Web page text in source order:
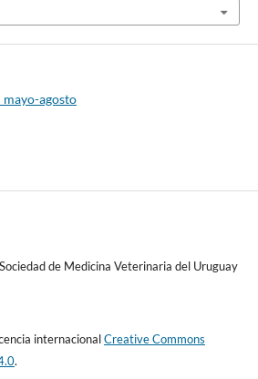
mayo-agosto
de Medicina Veterinaria del Uruguay
internacionalCreative Commons
.